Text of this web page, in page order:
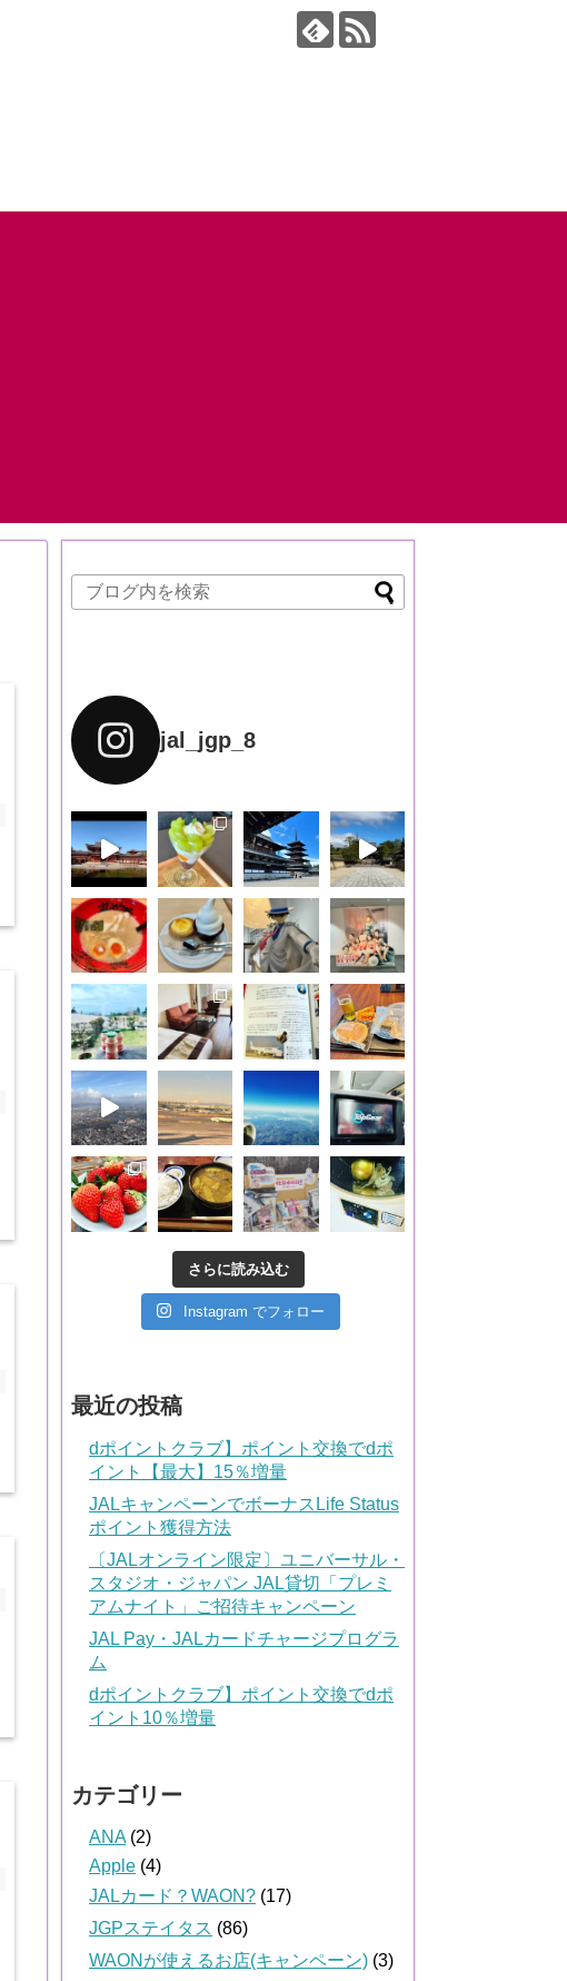
jal_jgp_8
さらに読み込む
Instagram でフォロー
最近の投稿
dポイントクラブ】ポイント交換でdポ
イント【最大】15％増量
JALキャンペーンでボーナスLife Status
ポイント獲得方法
〔JALオンライン限定〕ユニバーサル・
スタジオ・ジャパン JAL貸切「プレミ
アムナイト」ご招待キャンペーン
JAL Pay・JALカードチャージプログラ
ム
dポイントクラブ】ポイント交換でdポ
イント10％増量
カテゴリー
ANA (2)
Apple (4)
JALカード？WAON? (17)
JGPステイタス (86)
WAONが使えるお店(キャンペーン) (3)